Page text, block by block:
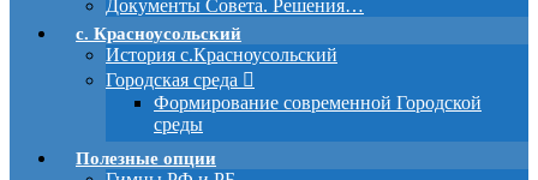
Документы Совета. Решения…
с. Красноусольский
История с.Красноусольский
Городская среда
Формирование современной Городской
среды
Полезные опции